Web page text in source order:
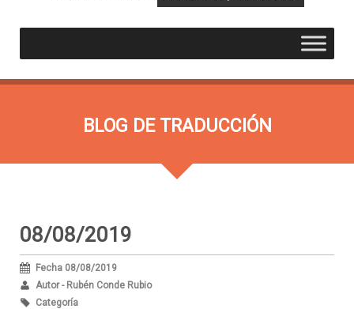
BLOG DE TRADUCCIÓN
08/08/2019
Fecha 08/08/2019
Autor - Rubén Conde Rubio
Categoría